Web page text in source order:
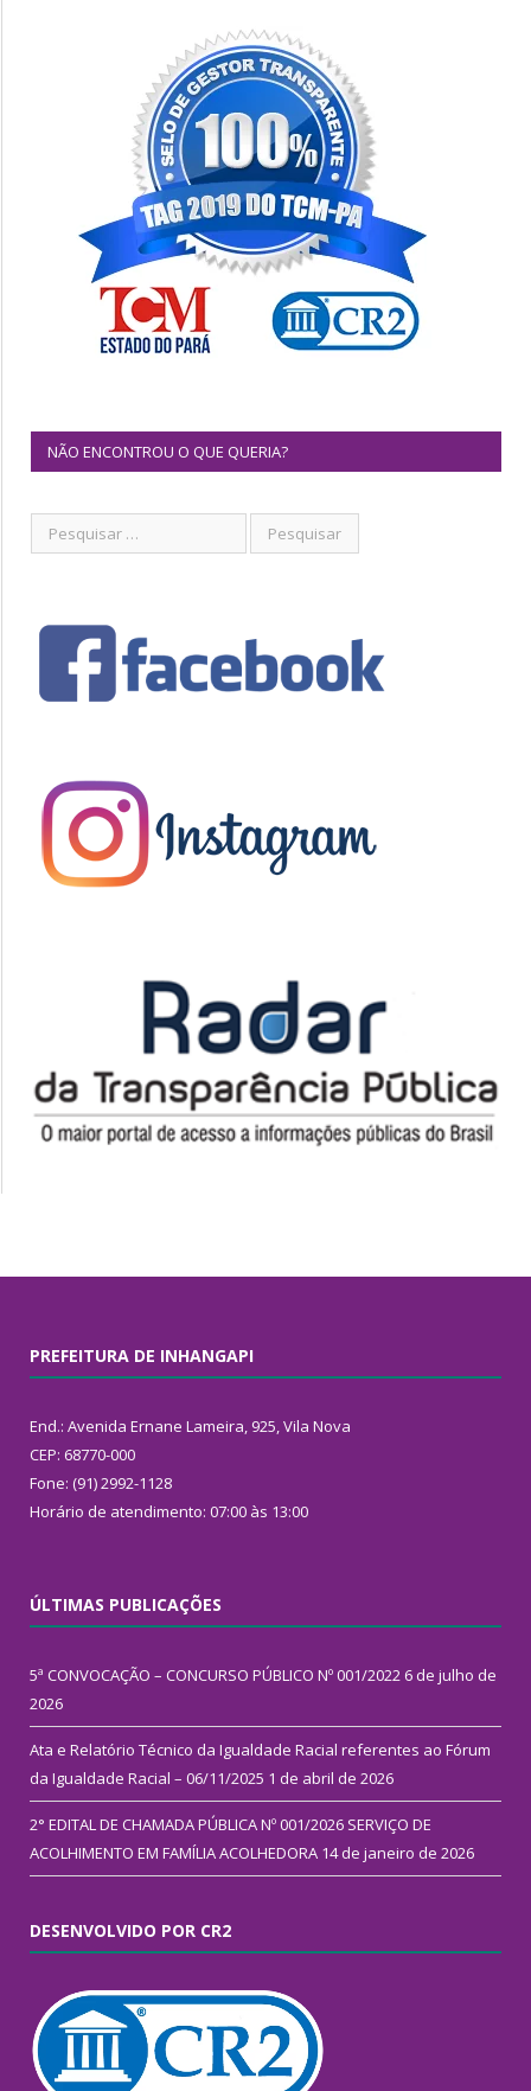
NÃO ENCONTROU O QUE QUERIA?
PREFEITURA DE INHANGAPI
End.: Avenida Ernane Lameira, 925, Vila Nova
CEP: 68770-000
Fone: (91) 2992-1128
Horário de atendimento: 07:00 às 13:00
ÚLTIMAS PUBLICAÇÕES
5ª CONVOCAÇÃO – CONCURSO PÚBLICO Nº 001/2022 6 de julho de
2026
Ata e Relatório Técnico da Igualdade Racial referentes ao Fórum
da Igualdade Racial – 06/11/2025 1 de abril de 2026
2° EDITAL DE CHAMADA PÚBLICA Nº 001/2026 SERVIÇO DE
ACOLHIMENTO EM FAMÍLIA ACOLHEDORA 14 de janeiro de 2026
DESENVOLVIDO POR CR2